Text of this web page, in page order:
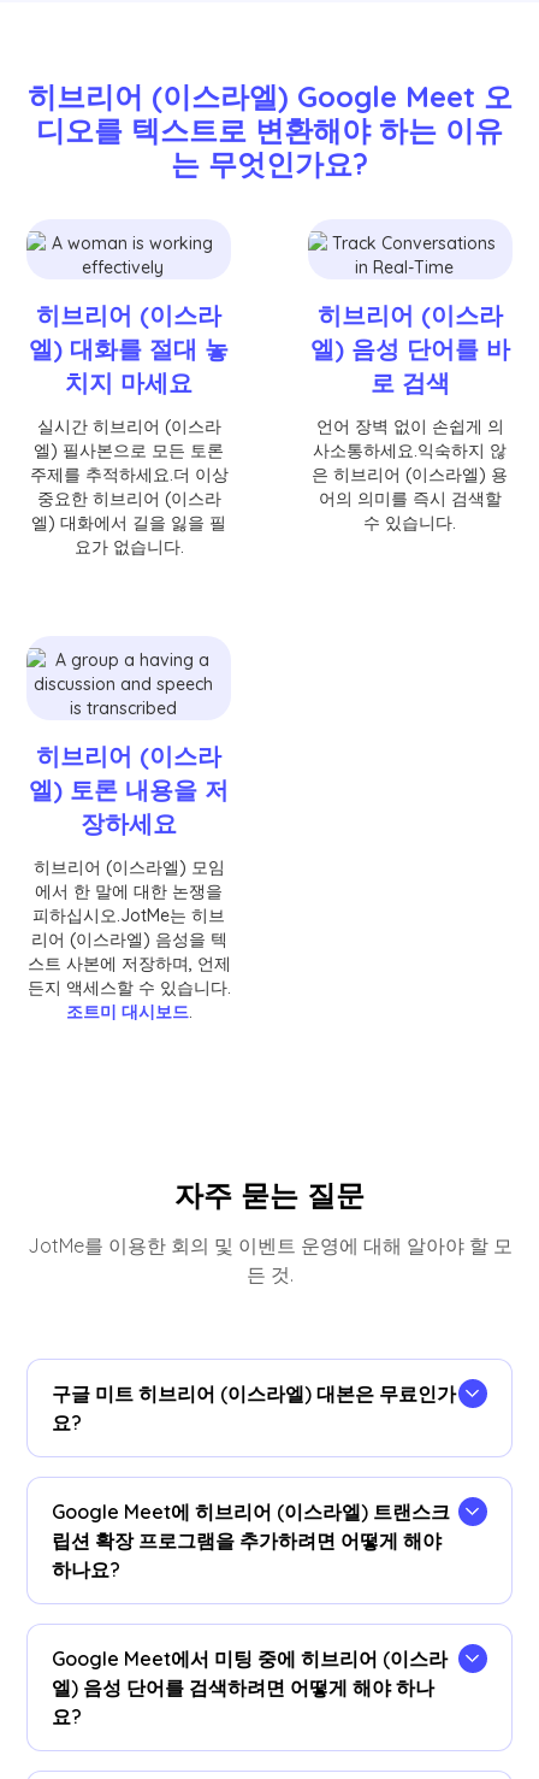
히브리어 (이스라엘) Google Meet 오
디오를 텍스트로 변환해야 하는 이유
는 무엇인가요?
히브리어 (이스라
엘) 대화를 절대 놓
치지 마세요
실시간 히브리어 (이스라
엘) 필사본으로 모든 토론
주제를 추적하세요.더 이상
중요한 히브리어 (이스라
엘) 대화에서 길을 잃을 필
요가 없습니다.
히브리어 (이스라
엘) 음성 단어를 바
로 검색
언어 장벽 없이 손쉽게 의
사소통하세요.익숙하지 않
은 히브리어 (이스라엘) 용
어의 의미를 즉시 검색할
수 있습니다.
히브리어 (이스라
엘) 토론 내용을 저
장하세요
히브리어 (이스라엘) 모임
에서 한 말에 대한 논쟁을
피하십시오.JotMe는 히브
리어 (이스라엘) 음성을 텍
스트 사본에 저장하며, 언제
든지 액세스할 수 있습니다.
조트미 대시보드.
자주 묻는 질문
JotMe를 이용한 회의 및 이벤트 운영에 대해 알아야 할 모
든 것.
구글 미트 히브리어 (이스라엘) 대본은 무료인가
요?
Google Meet에 히브리어 (이스라엘) 트랜스크
립션 확장 프로그램을 추가하려면 어떻게 해야
하나요?
언어를 히브리어 (이스라엘) 로 설정하면 Google
Meet에서 실시간 히브리어 (이스라엘) 음성을 텍스
트로 변환할 수 있습니다.
Google Meet에서 미팅 중에 히브리어 (이스라
엘) 음성 단어를 검색하려면 어떻게 해야 하나
요?